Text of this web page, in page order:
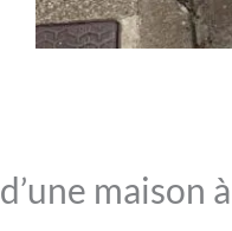
maison